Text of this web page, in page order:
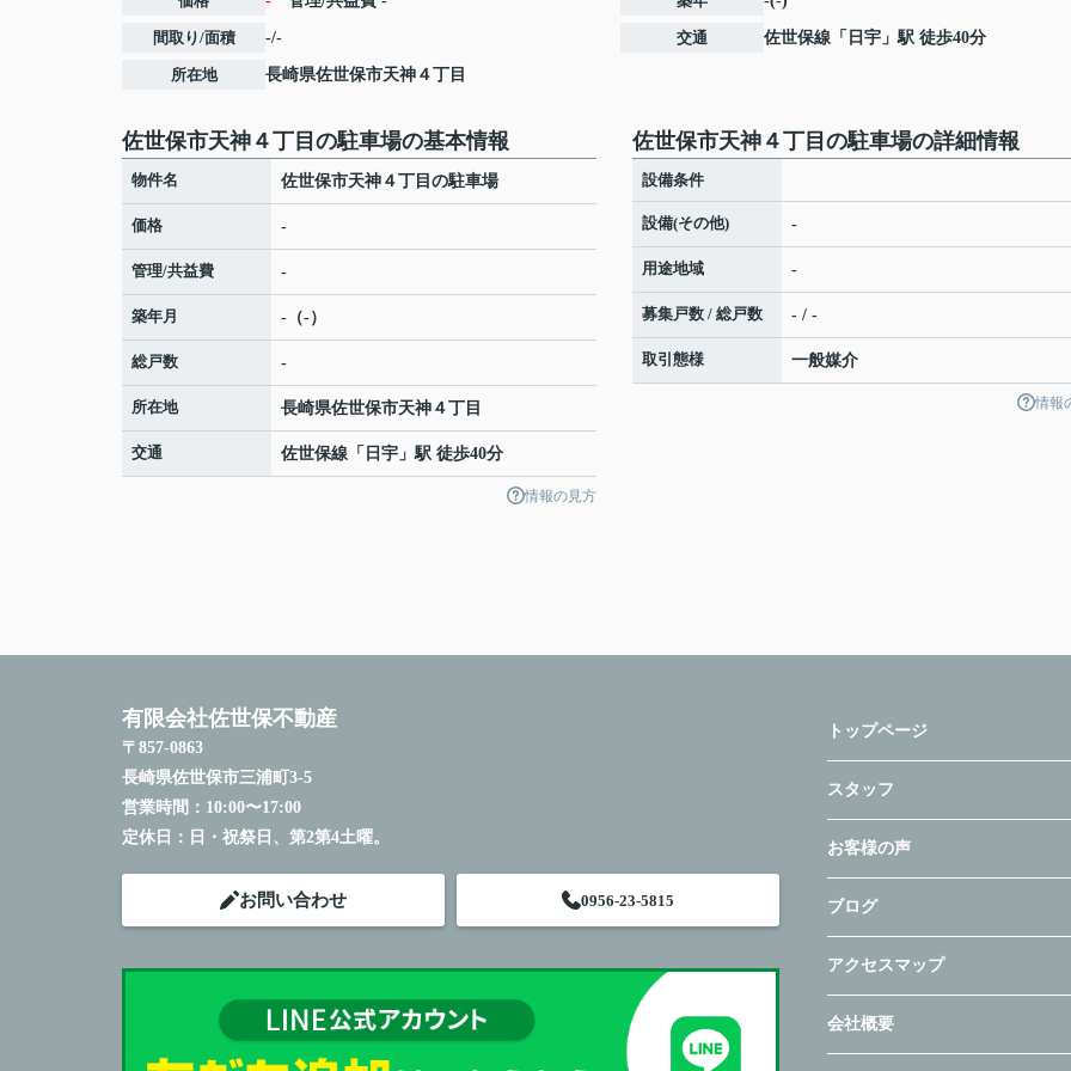
間取り/面積 -/-
所在地 長崎県佐世保市天神 ４丁目
交通 佐世保線 「 日宇 」駅 徒歩40分
佐世保市天神４丁目の駐車場の基本情報
物件名 佐世保市天神４丁目の駐車場
価格 -
管理/共益費 -
築年月 -（-）
総戸数 -
所在地 長崎県佐世保市天神 ４丁目
交通 佐世保線 「 日宇 」駅 徒歩40分
情報の見方
佐世保市天神４丁目の駐車場の詳細情報
設備条件
設備(その他) -
用途地域 -
募集戸数 / 総戸数 - / -
取引態様 一般媒介
情報
有限会社佐世保不動産
〒857-0863
長崎県佐世保市三浦町3-5
営業時間： 10:00〜17:00
定休日： 日・祝祭日、第2第4土曜。
お問い合わせ 0956-23-5815
トップページ
スタッフ
お客様の声
ブログ
アクセスマップ
会社概要